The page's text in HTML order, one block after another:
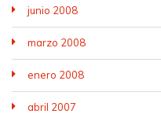
junio 2008
marzo 2008
enero 2008
abril 2007